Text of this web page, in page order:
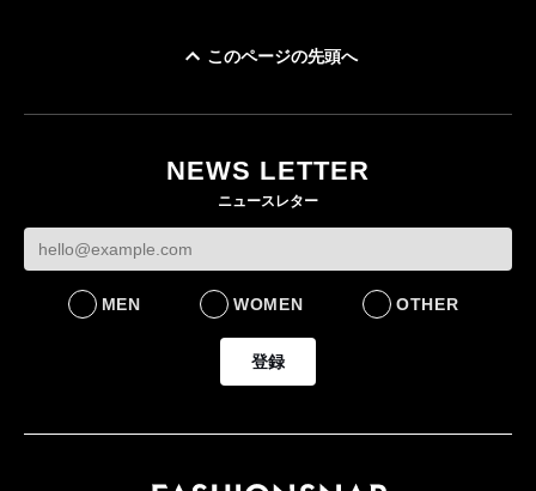
このページの先頭へ
NEWS LETTER
ニュースレター
MEN WOMEN OTHER
登録